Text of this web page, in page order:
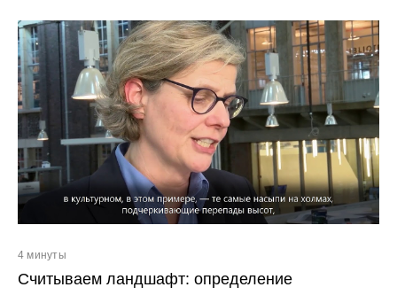
4 минуты
Считываем ландшафт: определение